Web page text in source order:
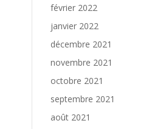
février 2022
janvier 2022
décembre 2021
novembre 2021
octobre 2021
septembre 2021
août 2021